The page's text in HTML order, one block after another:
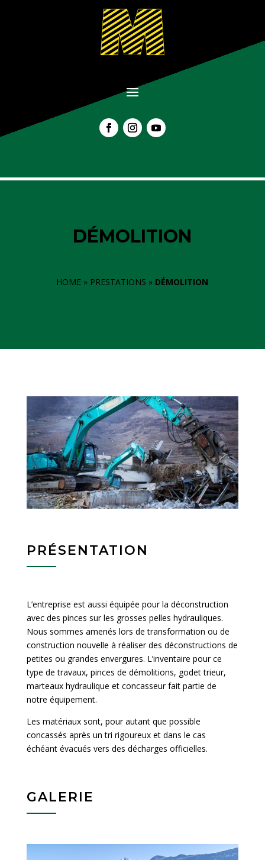
DÉMOLITION
HOME » PRESTATIONS » DÉMOLITION
PRÉSENTATION
L’entreprise est aussi équipée pour la déconstruction
avec des pinces sur les grosses pelles hydrauliques.
Nous sommes amenés lors de transformation ou de
construction nouvelle à réaliser des déconstructions de
petites ou grandes envergures. L’inventaire pour ce
type de travaux, pinces de démolitions, godet trieur,
marteaux hydraulique et concasseur fait partie de
notre équipement.
Les matériaux sont, pour autant que possible
concassés après un tri rigoureux et dans le cas
échéant évacués vers des décharges officielles.
GALERIE